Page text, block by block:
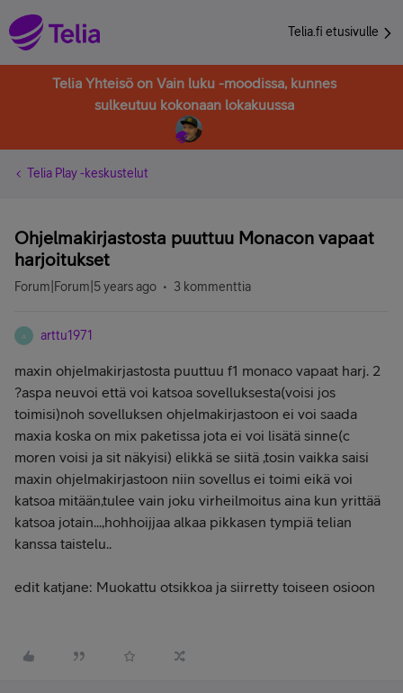
Telia.fi etusivulle
Telia Yhteisö on Vain luku -moodissa, kunnes
sulkeutuu kokonaan lokakuussa
Telia Play -keskustelut
Ohjelmakirjastosta puuttuu Monacon vapaat
harjoitukset
Forum|Forum|5 years ago 3 kommenttia
A arttu1971
maxin ohjelmakirjastosta puuttuu f1 monaco vapaat harj. 2
?aspa neuvoi että voi katsoa sovelluksesta(voisi jos
toimisi)noh sovelluksen ohjelmakirjastoon ei voi saada
maxia koska on mix paketissa jota ei voi lisätä sinne(c
moren voisi ja sit näkyisi) elikkä se siitä ,tosin vaikka saisi
maxin ohjelmakirjastoon niin sovellus ei toimi eikä voi
katsoa mitään,tulee vain joku virheilmoitus aina kun yrittää
katsoa jotain...,hohhoijjaa alkaa pikkasen tympiä telian
kanssa taistelu..
edit katjane: Muokattu otsikkoa ja siirretty toiseen osioon